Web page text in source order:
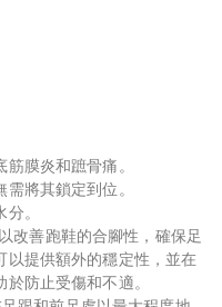
膜炎和蹠骨痛。
將其鎖定到位。
。
改善跑鞋的合腳性，確保足
提供額外的穩定性，並在
防止受傷和不適。